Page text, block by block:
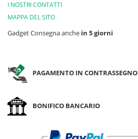
I NOSTRI CONTATTI
MAPPA DEL SITO
Gadget Consegna anche in 5 giorni
PAGAMENTO IN CONTRASSEGNO
BONIFICO BANCARIO